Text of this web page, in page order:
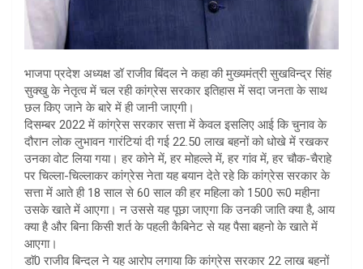
भाजपा प्रदेश अध्यक्ष डॉ राजीव बिंदल ने कहा की मुख्यमंत्री सुखविन्द्र सिंह
सुक्खु के नेतृत्व में चल रही कांग्रेस सरकार इतिहास में सदा जनता के साथ
छल किए जाने के बारे में ही जानी जाएगी।
दिसम्बर 2022 में कांग्रेस सरकार सत्ता में केवल इसलिए आई कि चुनाव के
दौरान लोक लुभावन गारंटियां दी गई 22.50 लाख बहनों को धोखे में रखकर
उनका वोट लिया गया। हर कोने में, हर मोहल्ले में, हर गांव में, हर चौक-चैराहे
पर चिल्ला-चिल्लाकर कांग्रेस नेता यह बयान देते रहे कि कांग्रेस सरकार के
सत्ता में आते ही 18 साल से 60 साल की हर महिला को 1500 रू0 महीना
उसके खाते में आएगा। न उससे यह पूछा जाएगा कि उनकी जाति क्या है, आय
क्या है और बिना किसी शर्त के पहली कैबिनेट से यह पैसा बहनो के खाते में
आएगा।
डाॅ0 राजीव बिन्दल ने यह आरोप लगाया कि कांग्रेस सरकार 22 लाख बहनों